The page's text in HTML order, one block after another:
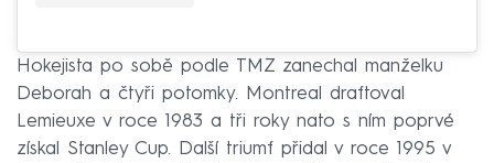
Hokejista po sobě podle TMZ zanechal manželku
Deborah a čtyři potomky. Montreal draftoval
Lemieuxe v roce 1983 a tři roky nato s ním poprvé
získal Stanley Cup. Další triumf přidal v roce 1995 v